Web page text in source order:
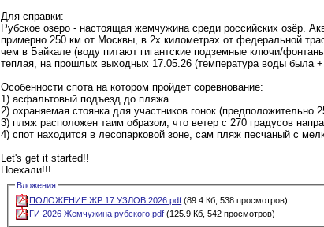
Для справки:
Рубское озеро - настоящая жемчужина среди российских озёр.
примерно 250 км от Москвы, в 2х километрах от федеральной
чем в Байкале (воду питают гигантские подземные ключи/
теплая, на прошлых выходных 17.05.26 (температура воды была
Особенности спота на котором пройдет соревнование:
1) асфальтовый подъезд до пляжа
2) охраняемая стоянка для участников гонок (предположительно
3) пляж расположен таим образом, что ветер с 270 градусов
4) спот находится в лесопарковой зоне, сам пляж песчаный с
Let's get it started!!
Поехали!!!
Вложения
ПОЛОЖЕНИЕ ЖР 17 УЗЛОВ 2026.pdf (89.4 Кб, 538 просмотров)
ГИ 2026 Жемчужина рубского.pdf (125.9 Кб, 542 просмотров)